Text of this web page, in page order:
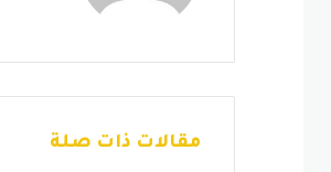
مقالات ذات صلة